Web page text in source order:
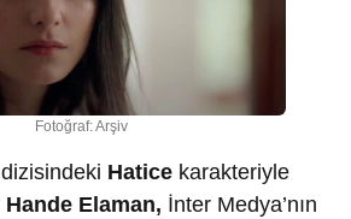
Fotoğraf: Arşiv
dizisindeki Hatice karakteriyle
Hande Elaman, İnter Medya’nın